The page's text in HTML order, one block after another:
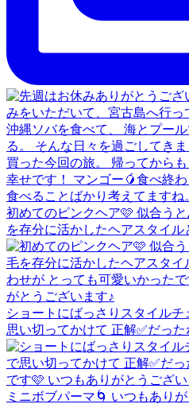
初めてのピンクヘア🩷 似合う
を存分に活かしたヘアスタイル
ショートにばっさりスタイル
思い切ってかけて 正解✅だっ
ミニボブパーマ🌀 いつもあり